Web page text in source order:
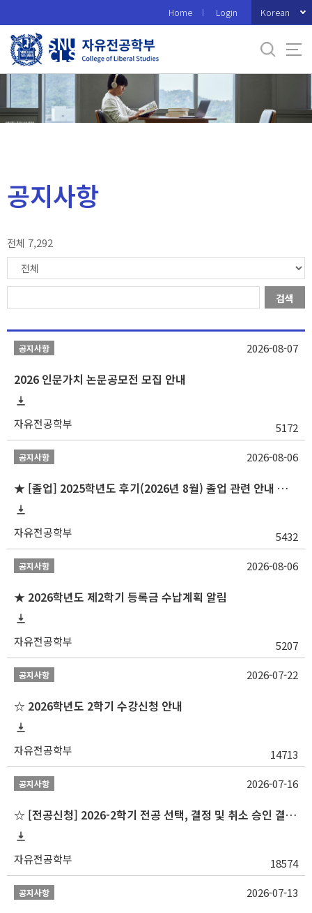
로
메
Home Login Korean
공지사항
전체 7,292
검색
공지사항
2026 인문가치 논문공모전 모집 안내
자유전공학부 5172
2026-08-07
공지사항
★ [졸업] 2025학년도 후기(2026년 8월) 졸업 관련 안내 및 확정자 명단 공지
자유전공학부 5432
2026-08-06
공지사항
★ 2026학년도 제2학기 등록금 수납계획 알림
자유전공학부 5207
2026-08-06
공지사항
☆ 2026학년도 2학기 수강신청 안내
자유전공학부 14713
2026-07-22
공지사항
☆ [전공신청] 2026-2학기 전공 선택, 결정 및 취소 승인 결과 알림(심화전공 포함)
자유전공학부 18574
2026-07-16
공지사항 2026-07-13